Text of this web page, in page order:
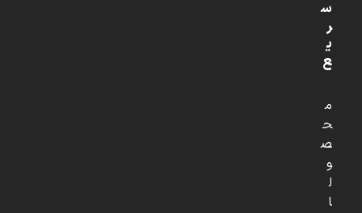
س
ر
ی
ع
م
ح
ص
و
ل
ا